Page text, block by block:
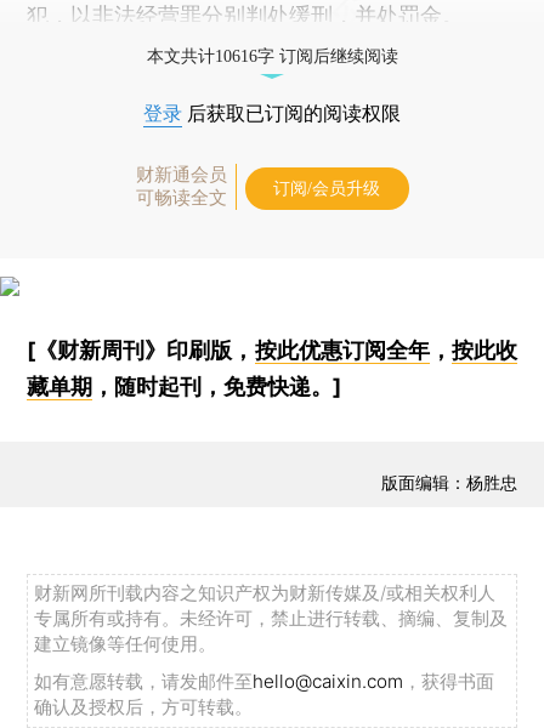
犯，以非法经营罪分别判处缓刑，并处罚金。
本文共计10616字 订阅后继续阅读
登录 后获取已订阅的阅读权限
财新通会员
可畅读全文
订阅/会员升级
[《财新周刊》印刷版， 按此优惠订阅全年， 按此收
藏单期 ，随时起刊，免费快递。]
版面编辑：杨胜忠
财新网所刊载内容之知识产权为财新传媒及/或相关权利人
专属所有或持有。未经许可，禁止进行转载、摘编、复制及
建立镜像等任何使用。
如有意愿转载，请发邮件至hello@caixin.com ，获得书面
确认及授权后，方可转载。